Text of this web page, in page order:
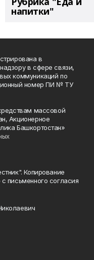
напитки"
в
в сфере связи,
коммуникаций по
номер ПИ № ТУ
массовой
Акционерное
Башкортостан»
Копирование
письменного согласия